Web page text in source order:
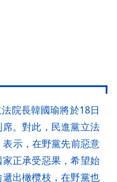
院長韓國瑜將於18日
。對此，民進黨立法
示，在野黨先前惡意
正承受惡果，希望始
出橄欖枝，在野黨也